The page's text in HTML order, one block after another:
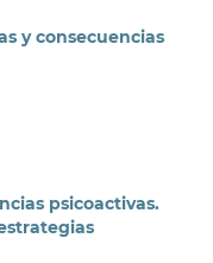
y consecuencias
psicoactivas.